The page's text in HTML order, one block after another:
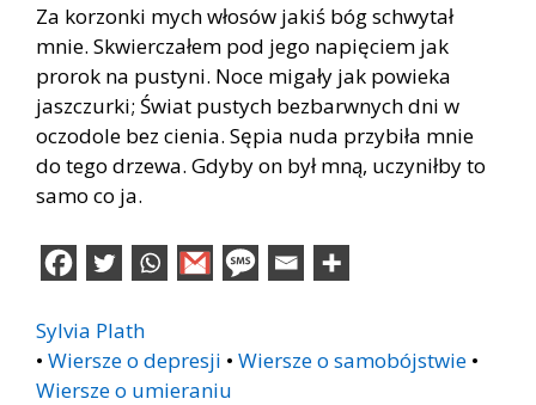
Za korzonki mych włosów jakiś bóg schwytał
mnie. Skwierczałem pod jego napięciem jak
prorok na pustyni. Noce migały jak powieka
jaszczurki; Świat pustych bezbarwnych dni w
oczodole bez cienia. Sępia nuda przybiła mnie
do tego drzewa. Gdyby on był mną, uczyniłby to
samo co ja.
Sylvia Plath
• Wiersze o depresji • Wiersze o samobójstwie •
Wiersze o umieraniu